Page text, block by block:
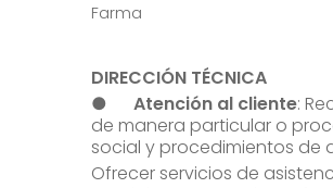
Farma
DIRECCIÓN TÉCNICA
● Atención al cliente:
de manera particular o
social y procedimientos de
Ofrecer servicios de